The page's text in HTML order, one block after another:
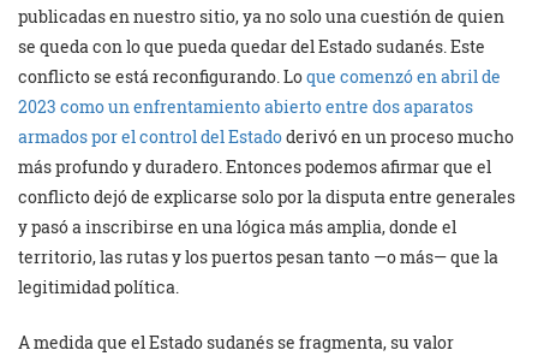
publicadas en nuestro sitio, ya no solo una cuestión de quien
se queda con lo que pueda quedar del Estado sudanés. Este
conflicto se está reconfigurando. Loque comenzó en abril de
2023 como un enfrentamiento abierto entre dos aparatos
armados por el control del Estadoderivó en un proceso mucho
más profundo y duradero. Entonces podemos afirmar que el
conflicto dejó de explicarse solo por la disputa entre generales
y pasó a inscribirse en una lógica más amplia, donde el
territorio, las rutas y los puertos pesan tanto —o más— que la
legitimidad política.
A medida que el Estado sudanés se fragmenta, su valor